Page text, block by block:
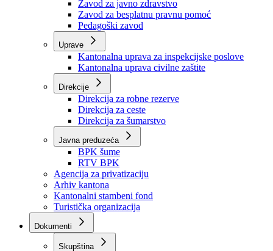
Zavodi
Zavod zdravstvenog osiguranja
Zavod za javno zdravstvo
Zavod za besplatnu pravnu pomoć
Pedagoški zavod
Kantonalna uprava za inspekcijske poslove
Kantonalna uprava civilne zaštite
Direkcije
Direkcija za robne rezerve
Direkcija za ceste
Direkcija za šumarstvo
Javna preduzeća
BPK šume
RTV BPK
Agencija za privatizaciju
Arhiv kantona
Kantonalni stambeni fond
Turistička organizacija